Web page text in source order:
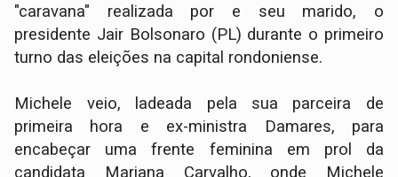
"caravana" realizada por e seu marido, o
presidente Jair Bolsonaro (PL) durante o primeiro
turno das eleições na capital rondoniense.
Michele veio, ladeada pela sua parceira de
primeira hora e ex-ministra Damares, para
encabeçar uma frente feminina em prol da
candidata Mariana Carvalho, onde Michele